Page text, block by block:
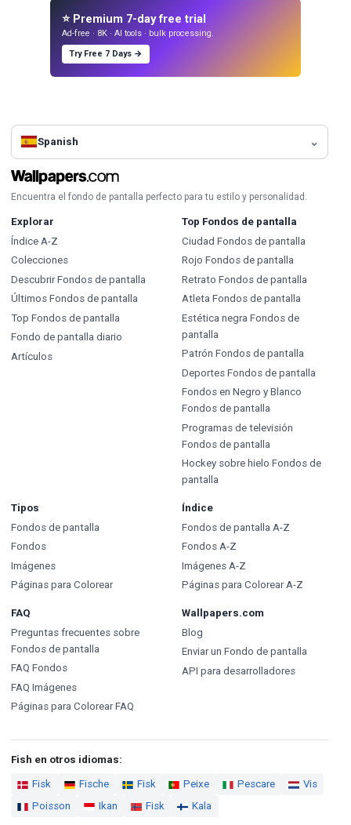
⭐ Premium 7-day free trial
Ad-free · 8K · AI tools · bulk processing.
Try Free 7 Days →
Spanish
Encuentra el fondo de pantalla perfecto para tu estilo y personalidad.
Explorar
Índice A-Z
Colecciones
Descubrir Fondos de pantalla
Últimos Fondos de pantalla
Top Fondos de pantalla
Fondo de pantalla diario
Artículos
Top Fondos de pantalla
Ciudad Fondos de pantalla
Rojo Fondos de pantalla
Retrato Fondos de pantalla
Atleta Fondos de pantalla
Estética negra Fondos de
pantalla
Patrón Fondos de pantalla
Deportes Fondos de pantalla
Fondos en Negro y Blanco
Fondos de pantalla
Programas de televisión
Fondos de pantalla
Hockey sobre hielo Fondos de
pantalla
Tipos
Fondos de pantalla
Fondos
Imágenes
Páginas para Colorear
Índice
Fondos de pantalla A-Z
Fondos A-Z
Imágenes A-Z
Páginas para Colorear A-Z
FAQ
Preguntas frecuentes sobre
Fondos de pantalla
FAQ Fondos
FAQ Imágenes
Páginas para Colorear FAQ
Wallpapers.com
Blog
Enviar un Fondo de pantalla
API para desarrolladores
Fish en otros idiomas:
Fisk Fische Fisk Peixe Pescare
Vis
Poisson
Ikan Fisk Kala